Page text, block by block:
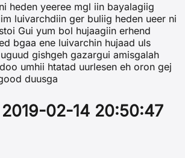
heden yeeree mgl iin bayalagiig
luivarchdiin ger buliig heden ueer ni
Gui yum bol hujaagiin erhend
bgaa ene luivarchin hujaad uls
gishgeh gazargui amisgalah
umhii htatad uurlesen eh oron gej
duusga
2019-02-14 20:50:47